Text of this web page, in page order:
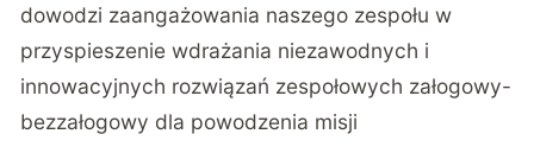
dowodzi zaangażowania naszego zespołu w
przyspieszenie wdrażania niezawodnych i
innowacyjnych rozwiązań zespołowych załogowy-
bezzałogowy dla powodzenia misji